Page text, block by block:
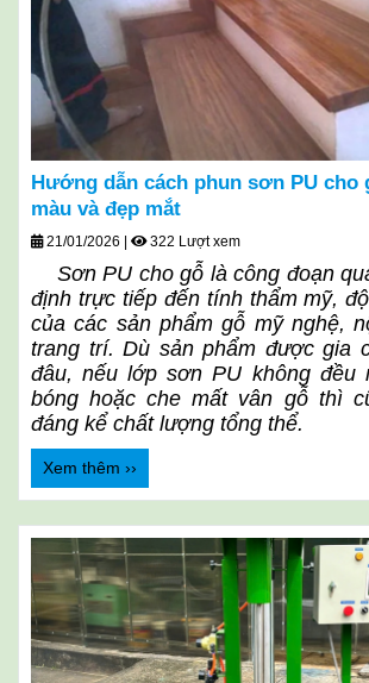
Hướng dẫn cách phun sơn PU cho
màu và đẹp mắt
21/01/2026 322 Lượt xem
Sơn PU cho gỗ là công đoạn
định trực tiếp đến tính thẩm mỹ,
của các sản phẩm gỗ mỹ nghệ,
trang trí. Dù sản phẩm được gia
đâu, nếu lớp sơn PU không đều
bóng hoặc che mất vân gỗ thì
đáng kể chất lượng tổng thể.
Xem thêm ››